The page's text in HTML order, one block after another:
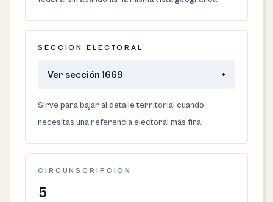
SECCIÓN ELECTORAL
Ver sección 1669 +
Sirve para bajar al detalle territorial cuando
necesitas una referencia electoral más fina.
CIRCUNSCRIPCIÓN
5